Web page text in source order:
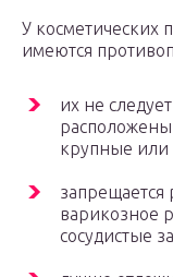
У косметических
имеются
их не
крупные
запрещается
варикозное
сосудистые